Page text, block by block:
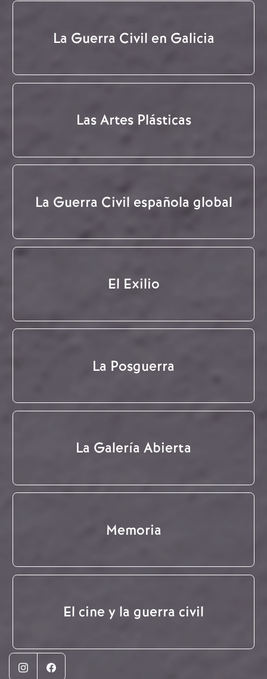
La Guerra Civil en Galicia
Las Artes Plásticas
La Guerra Civil española global
El Exilio
La Posguerra
La Galería Abierta
Memoria
El cine y la guerra civil
InstagramFacebook